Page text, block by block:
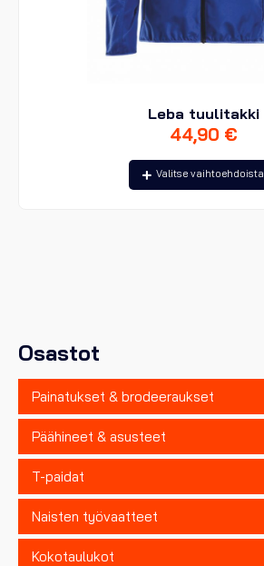
Osastot
Painatukset & brodeeraukset
Päähineet & asusteet
T-paidat
Naisten työvaatteet
Kokotaulukot
Leba tuulitakki
44,90 €
Valitse vaihtoehdoista